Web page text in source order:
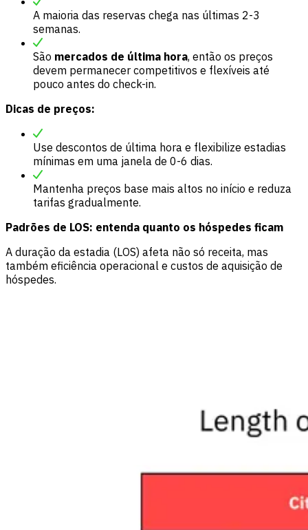
A maioria das reservas chega nas últimas 2-3
semanas.
São mercados de última hora, então os preços
devem permanecer competitivos e flexíveis até
pouco antes do check-in.
Dicas de preços:
Use descontos de última hora e flexibilize estadias
mínimas em uma janela de 0-6 dias.
Mantenha preços base mais altos no início e reduza
tarifas gradualmente.
Padrões de LOS: entenda quanto os hóspedes ficam
A duração da estadia (LOS) afeta não só receita, mas
também eficiência operacional e custos de aquisição de
hóspedes.